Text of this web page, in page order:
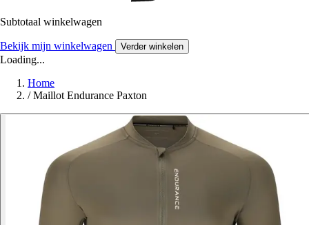
Subtotaal winkelwagen
Bekijk mijn winkelwagen Verder winkelen
Loading...
Home
/ Maillot Endurance Paxton